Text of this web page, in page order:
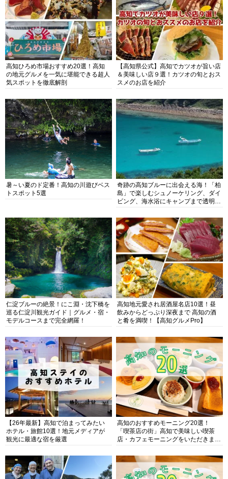
高知ひろめ市場おすすめ20選！高知
の地元グルメを一気に堪能できる超人
気スポットを徹底解剖
【高知県公式】高知でカツオが旨い店
＆美味しい店９選！カツオの旬とおス
スメのお店を紹介
暑～い夏のド定番！高知の川遊びベス
トスポット5選
奇跡の高知ブルーに出会える海！「柏
島」で楽しむシュノーケリング、ダイ
ビング、海水浴にキャンプまで透明度
仁淀ブルーの絶景！にこ淵・沈下橋を
巡る仁淀川観光ガイド｜グルメ・宿・
モデルコースまで完全網羅！
高知地元愛され居酒屋名店10選！昼
飲みからどっぷり深夜まで 高知の酒
と肴を満喫！【高知グルメPro】
【26年最新】高知で泊まってみたい
ホテル・旅館10選！地元メディアが
観光に最適な宿を厳選
高知のおすすめモーニング20選！
「喫茶店の街」高知で美味しい喫茶
店・カフェモーニングをいただきま